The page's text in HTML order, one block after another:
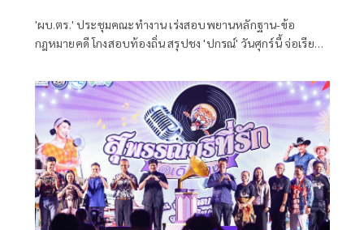
'ผบ.ตร.' ประชุมคณะทำงาน เร่งสอบพยานหลักฐาน-ข้อ
กฎหมายคดี โกงสอบท้องถิ่น สรุปชง 'ปกรณ์' วันศุกร์นี้ จ่อเรียกผู้